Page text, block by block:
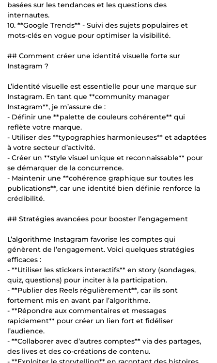
basées sur les tendances et les questions des
internautes.
10. **Google Trends** - Suivi des sujets populaires et
mots-clés en vogue pour optimiser la visibilité.
## Comment créer une identité visuelle forte sur
Instagram ?
L’identité visuelle est essentielle pour une marque sur
Instagram. En tant que **community manager
Instagram**, je m’assure de :
- Définir une **palette de couleurs cohérente** qui
reflète votre marque.
- Utiliser des **typographies harmonieuses** et adaptées
à votre secteur d’activité.
- Créer un **style visuel unique et reconnaissable** pour
se démarquer de la concurrence.
- Maintenir une **cohérence graphique sur toutes les
publications**, car une identité bien définie renforce la
crédibilité.
## Stratégies avancées pour booster l’engagement
L’algorithme Instagram favorise les comptes qui
génèrent de l’engagement. Voici quelques stratégies
efficaces :
- **Utiliser les stickers interactifs** en story (sondages,
quiz, questions) pour inciter à la participation.
- **Publier des Reels régulièrement**, car ils sont
fortement mis en avant par l’algorithme.
- **Répondre aux commentaires et messages
rapidement** pour créer un lien fort et fidéliser
l’audience.
- **Collaborer avec d’autres comptes** via des partages,
des lives et des co-créations de contenu.